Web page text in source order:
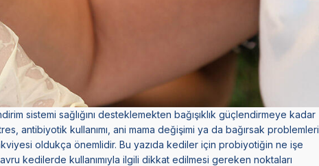
sistemi sağlığını desteklemekten bağışıklık güçlendirmeye kadar
antibiyotik kullanımı, ani mama değişimi ya da bağırsak problemleri
oldukça önemlidir. Bu yazıda kediler için probiyotiğin ne işe
yavru kedilerde kullanımıyla ilgili dikkat edilmesi gereken noktaları